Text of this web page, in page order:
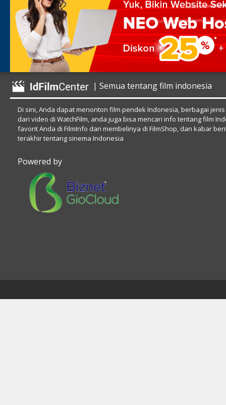
| Semua tentang film indonesia
Di sini, Anda dapat menonton film pendek Indonesia, berbagai
dari video di WatchFilm, anda juga bisa mencari info tentang film
favorit Anda di FilmInfo dan membelinya di FilmShop, dan kabar
terakhir tentang sinema Indonesia
Powered by